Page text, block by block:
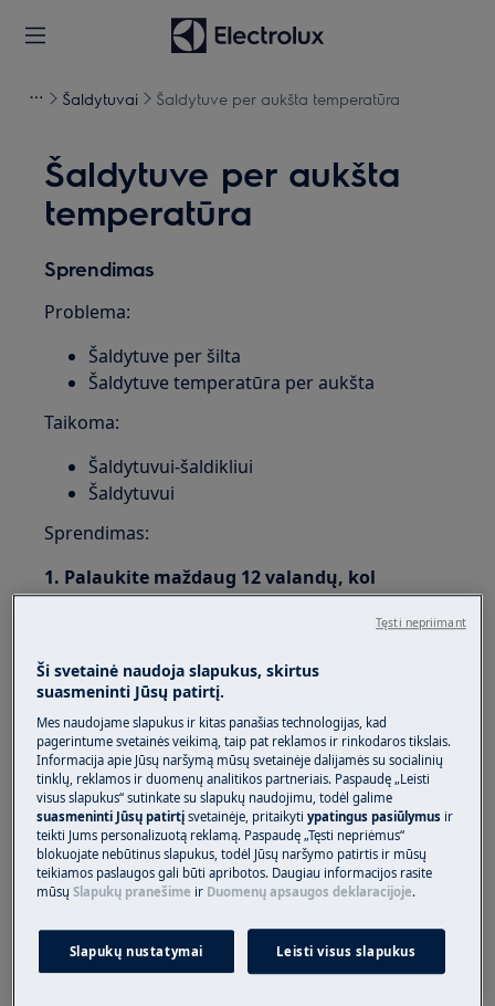
Šaldytuvai Šaldytuve per aukšta temperatūra
Šaldytuve per aukšta
temperatūra
Sprendimas
Problema:
Šaldytuve per šilta
Šaldytuve temperatūra per aukšta
Taikoma:
Šaldytuvui-šaldikliui
Šaldytuvui
Sprendimas:
1. Palaukite maždaug 12 valandų, kol
prietaisas pasieks tinkamą temperatūrą,
2. Jeigu ką tik į prietaisą įdėjote daug maisto
produktų, įspėjimo signalas išsijungs, kai
temperatūra vėl taps normali
3. Patikrinkite, ar įjungtas ventiliatorius
prietaiso viduje ir ar jis veikia (jeigu Jūsų
prietaise yra ventiliatorius)
Ventiliatorių galite patikrinti akimirkai
uždarę dureles ir vėl jas atidarę.
ventiliatorius veikia ir ar jis ne per greitai
sustoja.
Ši svetainė naudoja slapukus, skirtus
suasmeninti Jūsų patirtį.
Mes naudojame slapukus ir kitas panašias technologijas, kad
pagerintume svetainės veikimą, taip pat reklamos ir rinkodaros tikslais.
Informacija apie Jūsų naršymą mūsų svetainėje dalijamės su socialinių
tinklų, reklamos ir duomenų analitikos partneriais. Paspaudę „Leisti
visus slapukus“ sutinkate su slapukų naudojimu, todėl galime
suasmeninti Jūsų patirtįsvetainėje, pritaikytiypatingus pasiūlymus ir
teikti Jums personalizuotą reklamą. Paspaudę „Tęsti nepriėmus“
blokuojate nebūtinus slapukus, todėl Jūsų naršymo patirtis ir mūsų
teikiamos paslaugos gali būti apribotos. Daugiau informacijos rasite
mūsųSlapukų pranešime ir Duomenų apsaugos deklaracijoje.
Slapukų nustatymai Leisti visus slapukus
Tęsti nepriimant